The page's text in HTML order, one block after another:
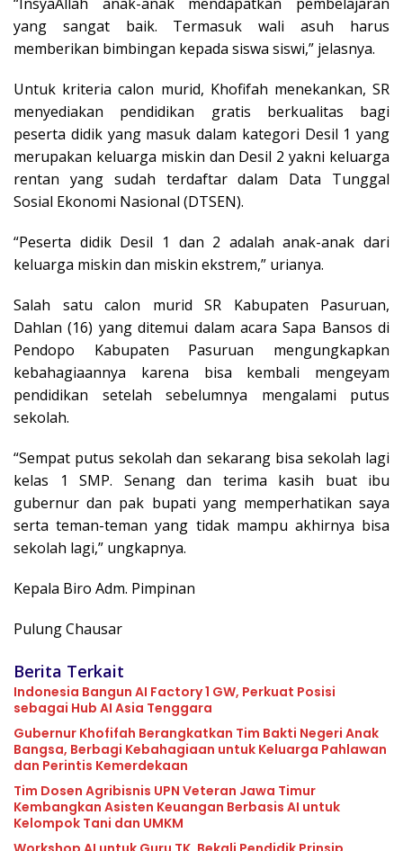
yang sangat baik. Termasuk wali asuh harus
memberikan bimbingan kepada siswa siswi,” jelasnya.
Untuk kriteria calon murid, Khofifah menekankan, SR
menyediakan pendidikan gratis berkualitas bagi
peserta didik yang masuk dalam kategori Desil 1 yang
merupakan keluarga miskin dan Desil 2 yakni keluarga
rentan yang sudah terdaftar dalam Data Tunggal
Sosial Ekonomi Nasional (DTSEN).
“Peserta didik Desil 1 dan 2 adalah anak-anak dari
keluarga miskin dan miskin ekstrem,” urianya.
Salah satu calon murid SR Kabupaten Pasuruan,
Dahlan (16) yang ditemui dalam acara Sapa Bansos di
Pendopo Kabupaten Pasuruan mengungkapkan
kebahagiaannya karena bisa kembali mengeyam
pendidikan setelah sebelumnya mengalami putus
sekolah.
“Sempat putus sekolah dan sekarang bisa sekolah lagi
kelas 1 SMP. Senang dan terima kasih buat ibu
gubernur dan pak bupati yang memperhatikan saya
serta teman-teman yang tidak mampu akhirnya bisa
sekolah lagi,” ungkapnya.
Kepala Biro Adm. Pimpinan
Pulung Chausar
Berita Terkait
Indonesia Bangun AI Factory 1 GW, Perkuat Posisi
sebagai Hub AI Asia Tenggara
Gubernur Khofifah Berangkatkan Tim Bakti Negeri Anak
Bangsa, Berbagi Kebahagiaan untuk Keluarga Pahlawan
dan Perintis Kemerdekaan
Tim Dosen Agribisnis UPN Veteran Jawa Timur
Kembangkan Asisten Keuangan Berbasis AI untuk
Kelompok Tani dan UMKM